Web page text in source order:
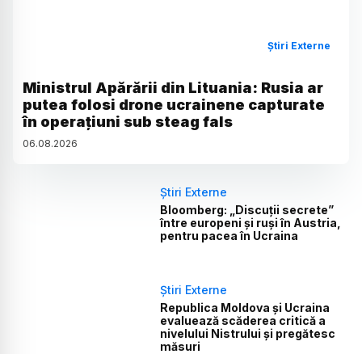
Știri Externe
Ministrul Apărării din Lituania: Rusia ar
putea folosi drone ucrainene capturate
în operațiuni sub steag fals
06.08.2026
Știri Externe
Bloomberg: „Discuții secrete”
între europeni și ruși în Austria,
pentru pacea în Ucraina
Știri Externe
Republica Moldova și Ucraina
evaluează scăderea critică a
nivelului Nistrului și pregătesc
măsuri